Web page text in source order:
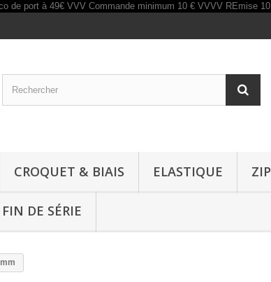
CROQUET & BIAIS ELASTIQUE ZIP
FIN DE SÉRIE